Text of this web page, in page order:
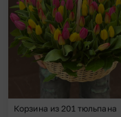
Корзина из 201 тюльпана